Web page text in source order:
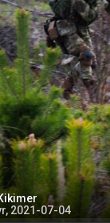
2021-07-04